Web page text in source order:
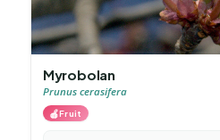
Myrobolan
Prunus cerasifera
🍎Fruit